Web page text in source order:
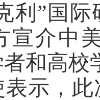
利”国
宣介中
和高校
表示，